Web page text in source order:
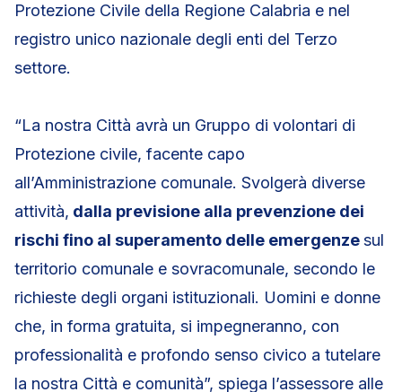
Protezione Civile della Regione Calabria e nel
registro unico nazionale degli enti del Terzo
settore.
“La nostra Città avrà un Gruppo di volontari di
Protezione civile, facente capo
all’Amministrazione comunale. Svolgerà diverse
attività, dalla previsione alla prevenzione dei
rischi fino al superamento delle emergenzesul
territorio comunale e sovracomunale, secondo le
richieste degli organi istituzionali. Uomini e donne
che, in forma gratuita, si impegneranno, con
professionalità e profondo senso civico a tutelare
la nostra Città e comunità”, spiega l’assessore alle